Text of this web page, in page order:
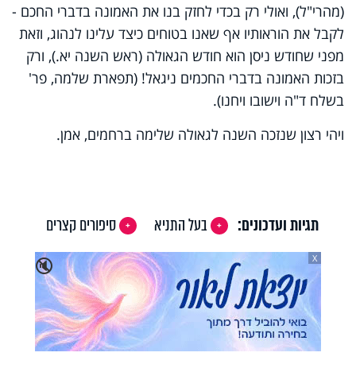
(מהרי"ל), ואולי רק בכדי לחזק בנו את האמונה בדברי החכם -
לקבל את הוראותיו אף שאנו בטוחים כיצד עלינו לנהוג, וזאת
מפני שחודש ניסן הוא חודש הגאולה (ראש השנה יא.), ורק
בזכות האמונה בדברי החכמים ניגאל! (תפארת שלמה, פר'
בשלח ד"ה וישובו ויחנו).
ויהי רצון שנזכה השנה לגאולה שלימה ברחמים, אמן.
תגיות ועדכונים: בעל התניא
סיפורים קצרים
🔇
X